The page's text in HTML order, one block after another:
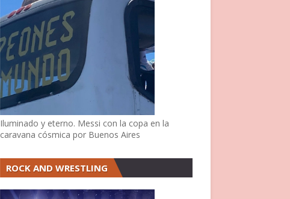
Iluminado y eterno. Messi con la copa en la
caravana cósmica por Buenos Aires
ROCK AND WRESTLING